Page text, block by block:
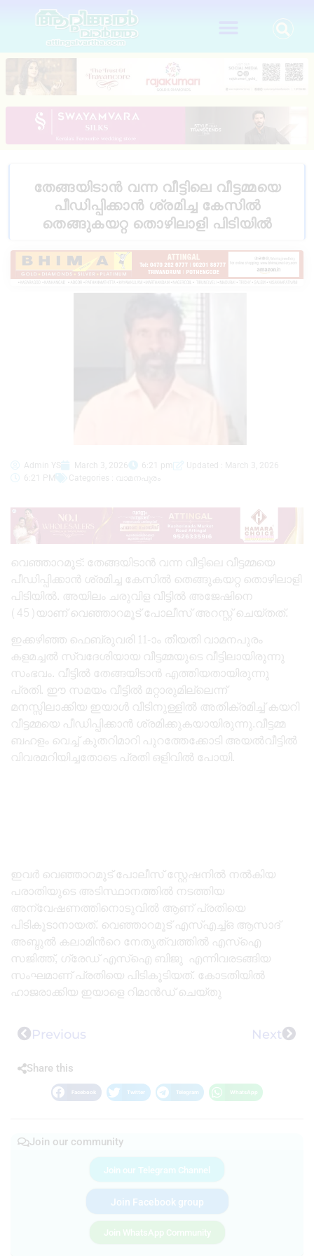
തേങ്ങയിടാൻ വന്ന വീട്ടിലെ വീട്ടമ്മയെ
പീഡിപ്പിക്കാൻ ശ്രമിച്ച കേസിൽ
തെങ്ങുകയറ്റ തൊഴിലാളി പിടിയിൽ
Admin YS March 3, 2026 6:21 pm
Updated : March 3, 2026
6:21 PM
Categories : വാമനപുരം
വെഞ്ഞാറമൂട്: തേങ്ങയിടാൻ വന്ന വീട്ടിലെ വീട്ടമ്മയെ
പീഡിപ്പിക്കാൻ ശ്രമിച്ച കേസിൽ തെങ്ങുകയറ്റ തൊഴിലാളി
പിടിയിൽ. അയിലം ചരുവിള വീട്ടിൽ അജേഷിനെ
(45)യാണ് വെഞ്ഞാറമൂട് പോലീസ് അറസ്റ്റ് ചെയ്തത്.
ഇക്കഴിഞ്ഞ ഫെബ്രുവരി 11-ാം തീയതി വാമനപുരം
കളമച്ചൽ സ്വദേശിയായ വീട്ടമ്മയുടെ വീട്ടിലായിരുന്നു
സംഭവം. വീട്ടിൽ തേങ്ങയിടാൻ എത്തിയതായിരുന്നു
പ്രതി. ഈ സമയം വീട്ടിൽ മറ്റാരുമില്ലെന്ന്
മനസ്സിലാക്കിയ ഇയാൾ വീടിനുള്ളിൽ അതിക്രമിച്ച് കയറി
വീട്ടമ്മയെ പീഡിപ്പിക്കാൻ ശ്രമിക്കുകയായിരുന്നു.വീട്ടമ്മ
ബഹളം വെച്ച് കുതറിമാറി പുറത്തേക്കോടി അയൽവീട്ടിൽ
വിവരമറിയിച്ചതോടെ പ്രതി ഒളിവിൽ പോയി.
ഇവർ വെഞ്ഞാറമൂട് പോലീസ് സ്റ്റേഷനിൽ നൽകിയ
പരാതിയുടെ അടിസ്ഥാനത്തിൽ നടത്തിയ
അന്വേഷണത്തിനൊടുവിൽ ആണ് പ്രതിയെ
പിടികൂടാനായത്. വെഞ്ഞാറമൂട് എസ്എച്ച്ഒ ആസാദ്
അബ്ദുൽ കലാമിന്‍റെ നേതൃത്വത്തിൽ എസ്ഐ
സജിത്ത്, ഗ്രേഡ് എസ്ഐ ബിജു എന്നിവരടങ്ങിയ
സംഘമാണ് പ്രതിയെ പിടികൂടിയത്. കോടതിയിൽ
ഹാജരാക്കിയ ഇയാളെ റിമാൻഡ് ചെയ്തു
Previous Next
Share this
Facebook Twitter Telegram WhatsApp
Join our community
Join our Telegram Channel
Join Facebook group
Join WhatsApp Community